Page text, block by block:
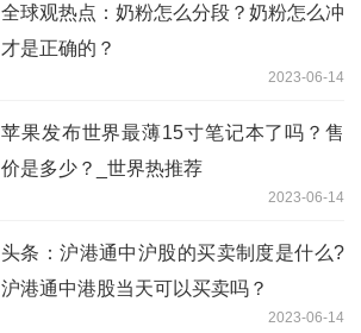
全球观热点：奶粉怎么分段？奶粉怎么冲
才是正确的？
2023-06-14
苹果发布世界最薄15寸笔记本了吗？售
价是多少？_世界热推荐
2023-06-14
头条：沪港通中沪股的买卖制度是什么?​
沪港通中港股当天可以买卖吗？
2023-06-14